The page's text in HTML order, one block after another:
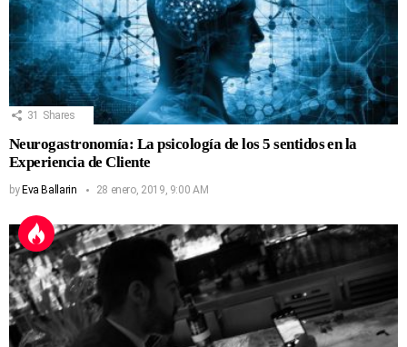
31 Shares
Neurogastronomía: La psicología de los 5 sentidos en la
Experiencia de Cliente
byEva Ballarin 28 enero, 2019, 9:00 AM